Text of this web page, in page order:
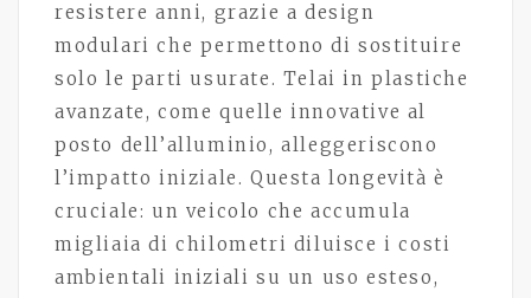
resistere anni, grazie a design
modulari che permettono di sostituire
solo le parti usurate. Telai in plastiche
avanzate, come quelle innovative al
posto dell’alluminio, alleggeriscono
l’impatto iniziale. Questa longevità è
cruciale: un veicolo che accumula
migliaia di chilometri diluisce i costi
ambientali iniziali su un uso esteso,